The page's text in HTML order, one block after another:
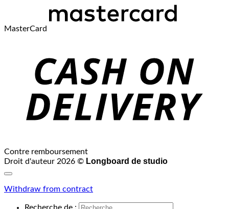
MasterCard
Contre remboursement
Droit d'auteur 2026 © Longboard de studio
Withdraw from contract